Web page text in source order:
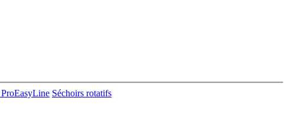
ProEasyLine Séchoirs rotatifs